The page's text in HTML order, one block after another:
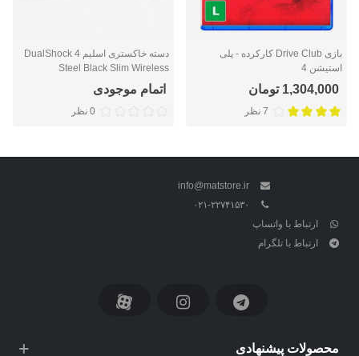
بازی Drive Club کارکرده - پلی
استیشن 4
1,304,000 تومان
7 نظر
دسته خاکستری اسلیم DualShock 4
Steel Black Slim Wireless
Controller
اتمام موجودی
0 نظر
info@matstore.ir
۰۲۱-۲۲۷۴۱۵۳۰
ارتباط با واتساپ
ارتباط با تلگرام
محصولات پیشنهادی